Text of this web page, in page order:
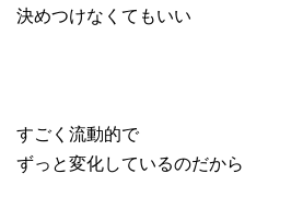
決めつけなくてもいい
すごく流動的で
ずっと変化しているのだから